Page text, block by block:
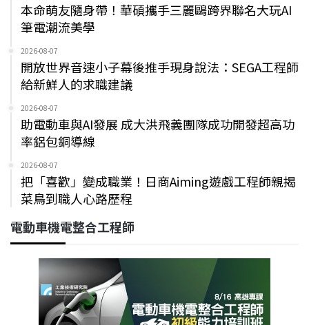
本命萌友隨身帶！華碩攜手三麗鷗跨界聯名大玩AI
筆電潮流美學
2026-08-07
開放世界音速小子幕後推手現身說法：SEGA工程師
給新鮮人的求職建議
2026-08-07
助電動車與AI發展 成大洪飛義團隊成功開發超高功
率鋁包銅導線
2026-08-07
把「喜歡」變成職業！日商Aiming遊戲工程師親揭
菜鳥到職人心路歷程
電動車機電整合工程師